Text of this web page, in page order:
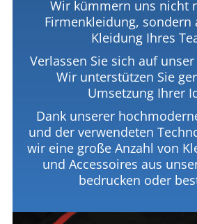
Wir kümmern uns nicht
Firmenkleidung, sondern
Kleidung Ihres
Verlassen Sie sich auf
Wir unterstützen Sie
Umsetzung Ihrer
Dank unserer
und der verwendeten
wir eine große Anzahl von
und Accessoires aus
bedrucken oder